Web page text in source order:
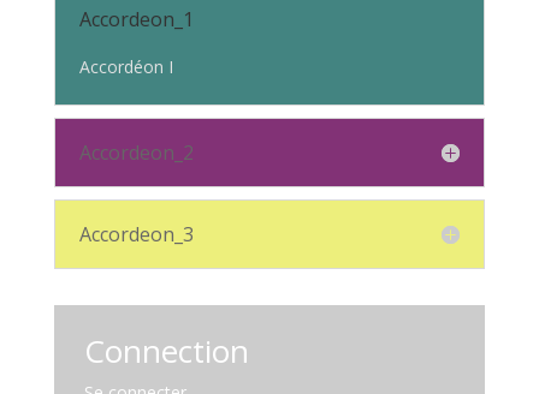
Accordeon_1
Accordéon I
Accordeon_2
Accordeon_3
Connection